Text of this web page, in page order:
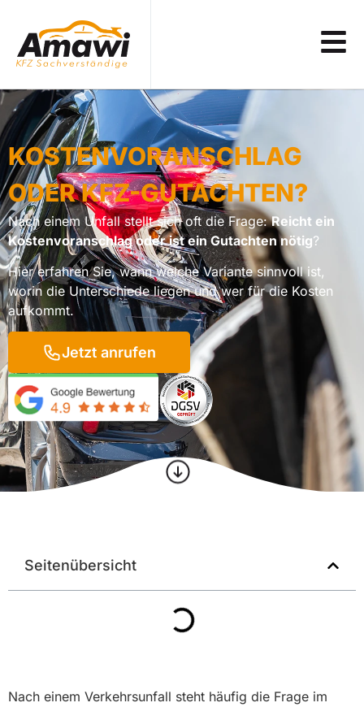
KOSTEN­VORANSCHLAG
ODER KFZ-GUTACHTEN?
Nach einem Unfall stellt sich oft die Frage:Reicht ein
Kostenvoranschlag oder ist ein Gutachten nötig?
Hier erfahren Sie, wann welche Variante sinnvoll ist,
worin die Unterschiede liegen und wer für die Kosten
aufkommt.
Jetzt anrufen
Seitenübersicht
Nach einem Verkehrsunfall steht häufig die Frage im